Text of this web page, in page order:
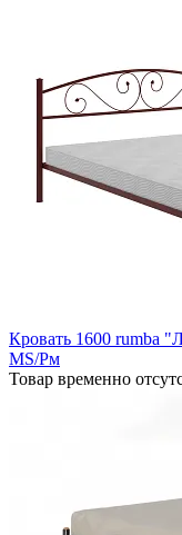
Кровать 1600 rumba
MS/Рм
Товар временно